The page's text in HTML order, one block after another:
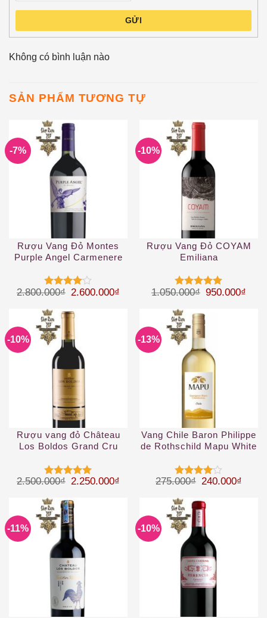
GỬI
Không có bình luận nào
SẢN PHẨM TƯƠNG TỰ
-7%
Rượu Vang Đỏ Montes
Purple Angel Carmenere
Được
45 sao
2.800.000₫ Giá gốc là: 2.800.000₫.
2.600.000₫ Giá hiện tại là: 2.600.000₫.
-10%
Rượu Vang Đỏ COYAM
Emiliana
Được xếp
sao
1.050.000₫ Giá gốc là:
950.000₫
-10%
Rượu vang đỏ Château
Los Boldos Grand Cru
Được xếp
sao
2.500.000₫ Giá gốc là: 2.500.000₫.
2.250.000₫ Giá hiện tại là: 2.250.000₫.
-13%
Vang Chile Baron Philippe
de Rothschild Mapu White
Được
45 sao
275.000₫ Giá gốc là:
240.000₫
-11% -10%